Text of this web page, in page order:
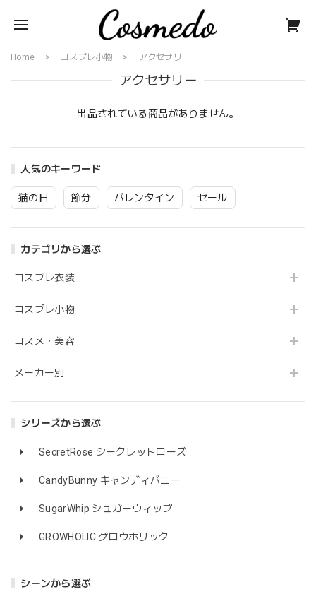
人気のキーワード
猫の日 節分 バレンタイン セール
カテゴリから選ぶ
コスプレ衣装
コスプレ小物
コスメ・美容
メーカー別
シリーズから選ぶ
SecretRose シークレットローズ
CandyBunny キャンディバニー
SugarWhip シュガーウィップ
GROWHOLIC グロウホリック
シーンから選ぶ
Home コスプレ小物 アクセサリー
アクセサリー
出品されている商品がありません。